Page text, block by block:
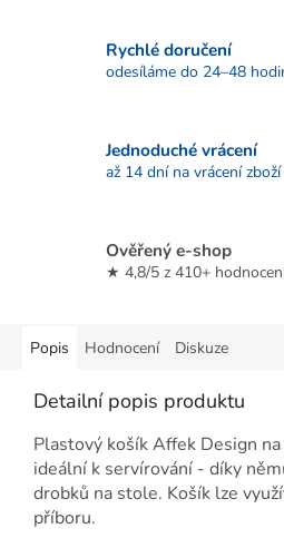
Rychlé doručení
odesíláme do 24–48
Jednoduché vrácení
až 14 dní na vrácení zboží
Ověřený e-shop
★ 4,8/5 z 410+
Popis Hodnocení Diskuze
Detailní popis produktu
Plastový košík Affek Design
ideální k servírování - díky
drobků na stole. Košík lze
příboru.